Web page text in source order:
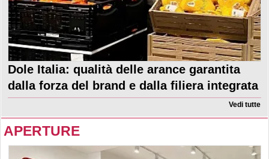
Dole Italia: qualità delle arance garantita
dalla forza del brand e dalla filiera integrata
Vedi tutte
APERTURE